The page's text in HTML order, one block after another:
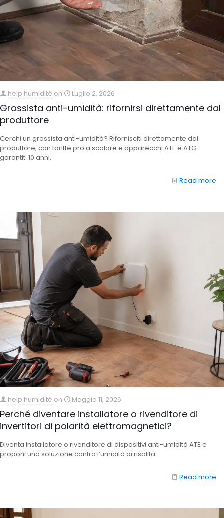
help humidité on Luglio 2, 2026
Grossista anti-umidità: rifornirsi direttamente dal
produttore
Cerchi un grossista anti-umidità? Rifornisciti direttamente dal
produttore, con tariffe pro a scalare e apparecchi ATE e ATG
garantiti 10 anni.
Read more
help humidité on Maggio 11, 2026
Perché diventare installatore o rivenditore di
invertitori di polarità elettromagnetici?
Diventa installatore o rivenditore di dispositivi anti-umidità ATE e
proponi una soluzione contro l’umidità di risalita.
Read more